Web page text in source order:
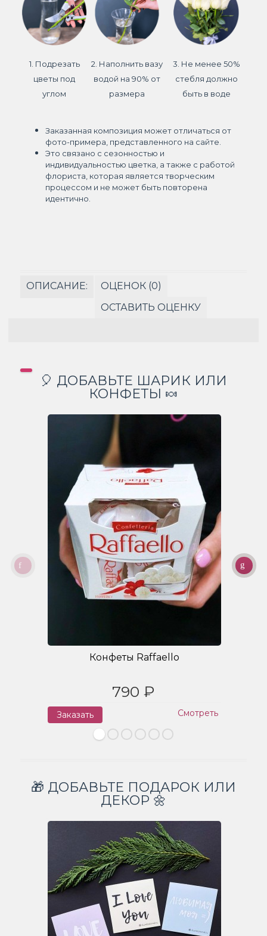
1. Подрезать
цветы под
углом
2. Наполнить вазу
водой на 90% от
размера
3. Не менее 50%
стебля должно
быть в воде
Заказанная композиция может отличаться от
фото-примера, представленного на сайте.
Это связано с сезонностью и
индивидуальностью цветка, а также с работой
флориста, которая является творческим
процессом и не может быть повторена
идентично.
ОПИСАНИЕ:
ОЦЕНОК (0)
ОСТАВИТЬ ОЦЕНКУ
🎈 ДОБАВЬТЕ ШАРИК ИЛИ
КОНФЕТЫ 🍬
Конфеты Raffaello
790 ₽
Заказать Смотреть
🎁 ДОБАВЬТЕ ПОДАРОК ИЛИ
ДЕКОР 🌼